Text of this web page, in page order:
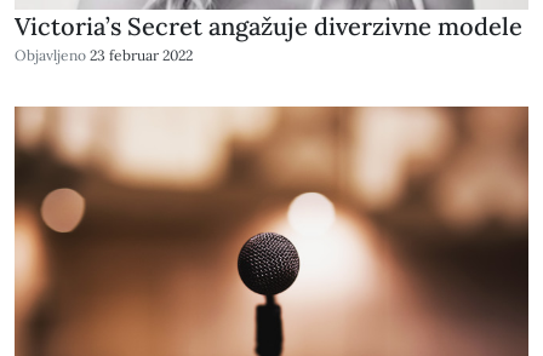
Victoria’s Secret angažuje diverzivne modele
Objavljeno 23 februar 2022